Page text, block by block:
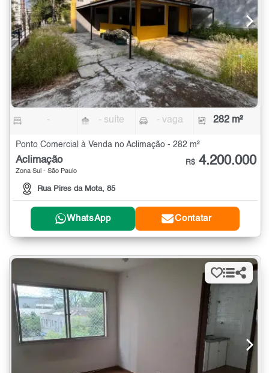
- - suíte - vaga 282 m²
Ponto Comercial à Venda no Aclimação - 282 m²
Aclimação
Zona Sul - São Paulo
Rua Pires da Mota, 85
R$ 4.200.000
WhatsApp Contatar